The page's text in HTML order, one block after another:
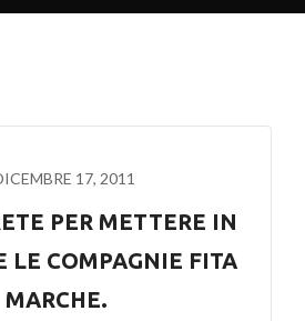
17, 2011
PER METTERE IN
LE COMPAGNIE FITA
MARCHE.